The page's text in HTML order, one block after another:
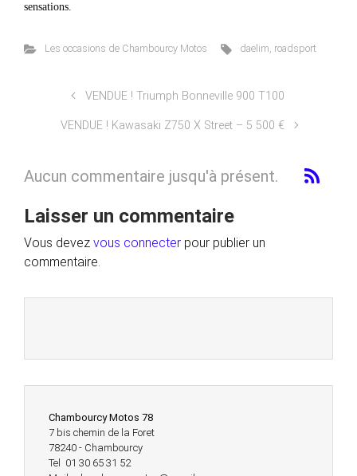
sensations.
Les occasions de Chambourcy Motos daelim, roadsport
VENDUE ! Triumph Bonneville 900 T100
VENDUE ! Kawasaki Z750 X Street – 5 500 €
Aucun commentaire jusqu'à présent.
Laisser un commentaire
Vous devez vous connecter pour publier un
commentaire.
Chambourcy Motos 78
7 bis chemin de la Foret
78240 - Chambourcy
Tel 01 30 65 31 52